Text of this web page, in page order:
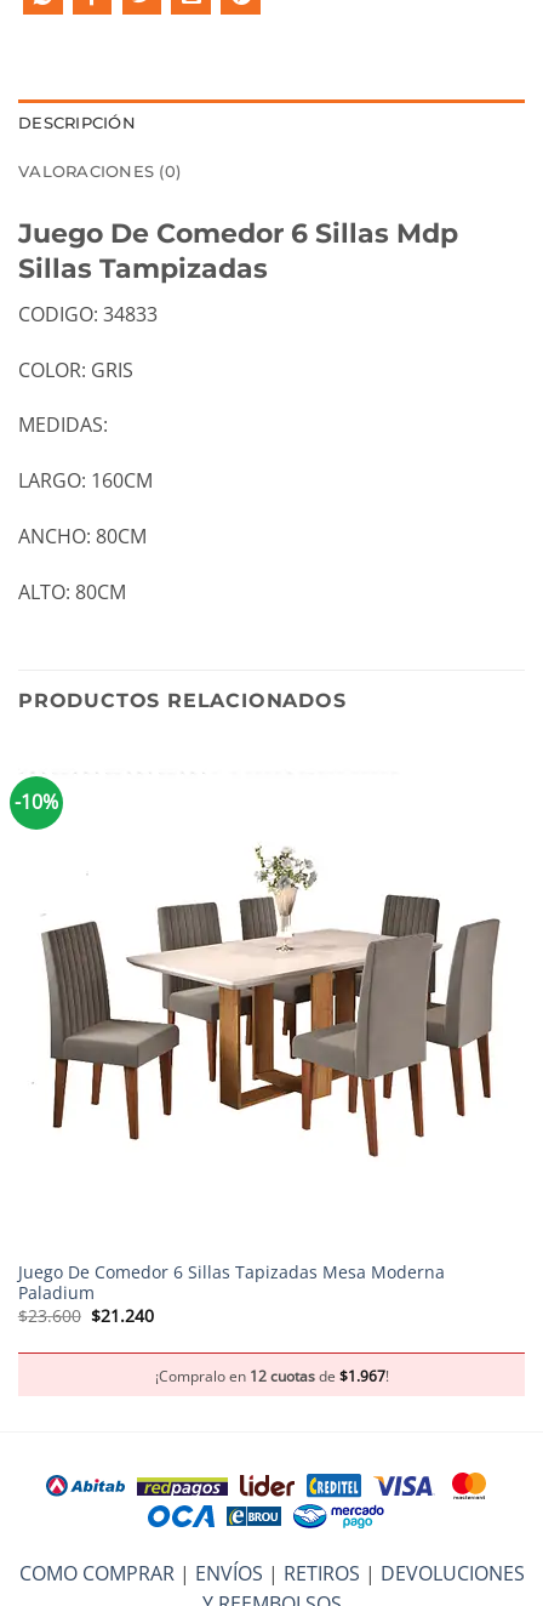
DESCRIPCIÓN
VALORACIONES (0)
Juego De Comedor 6 Sillas Mdp
Sillas Tampizadas
CODIGO: 34833
COLOR: GRIS
MEDIDAS:
LARGO: 160CM
ANCHO: 80CM
ALTO: 80CM
PRODUCTOS RELACIONADOS
-10%
Juego De Comedor 6 Sillas Tapizadas Mesa Moderna
Paladium
$23.600 El
precio
era:
$23.600.
$21.240El
precio
es:
$21.240.
¡Compralo en 12 cuotasde $1.967!
COMO COMPRAR| ENVÍOS | RETIROS | DEVOLUCIONES